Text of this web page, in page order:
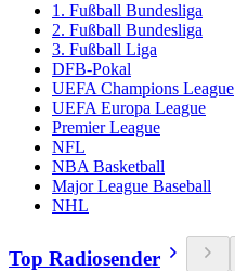
1. Fußball Bundesliga
2. Fußball Bundesliga
3. Fußball Liga
DFB-Pokal
UEFA Champions League
UEFA Europa League
Premier League
NFL
NBA Basketball
Major League Baseball
NHL
Top Radiosender